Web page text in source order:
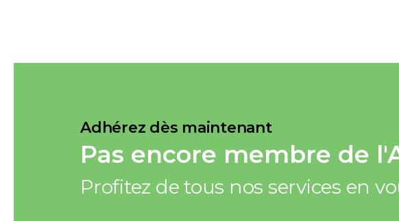
Adhérez dès maintenant
Pas encore membre de
Profitez de tous nos services en